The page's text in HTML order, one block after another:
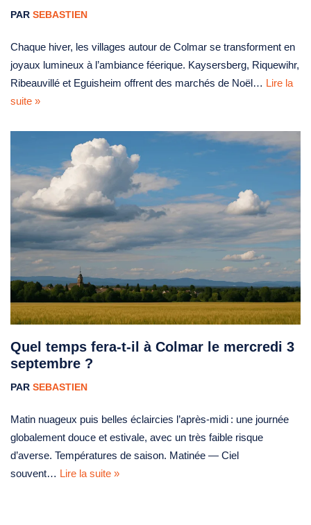
PAR SEBASTIEN
Chaque hiver, les villages autour de Colmar se transforment en
joyaux lumineux à l’ambiance féerique. Kaysersberg, Riquewihr,
Ribeauvillé et Eguisheim offrent des marchés de Noël… Lire la
suite »
Quel temps fera-t-il à Colmar le mercredi 3
septembre ?
PAR SEBASTIEN
Matin nuageux puis belles éclaircies l’après‑midi : une journée
globalement douce et estivale, avec un très faible risque
d’averse. Températures de saison. Matinée — Ciel
souvent… Lire la suite »